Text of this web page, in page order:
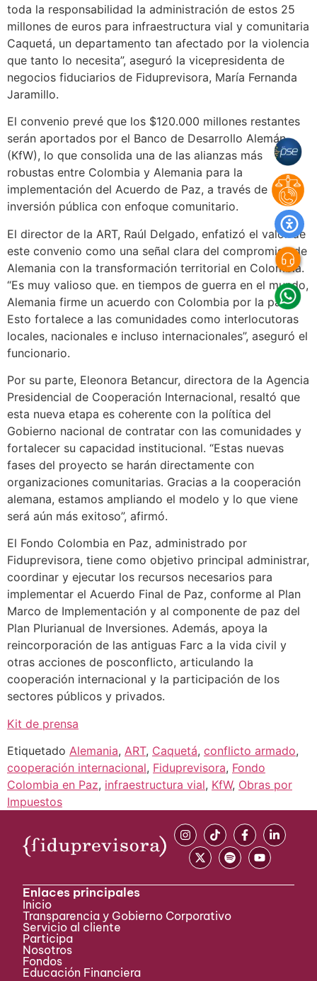
toda la responsabilidad la administración de estos 25
millones de euros para infraestructura vial y comunitaria
Caquetá, un departamento tan afectado por la violencia
que tanto lo necesita”, aseguró la vicepresidenta de
negocios fiduciarios de Fiduprevisora, María Fernanda
Jaramillo.
El convenio prevé que los $120.000 millones restantes
serán aportados por el Banco de Desarrollo Alemán
(KfW), lo que consolida una de las alianzas más
robustas entre Colombia y Alemania para la
implementación del Acuerdo de Paz, a través de
inversión pública con enfoque comunitario.
El director de la ART, Raúl Delgado, enfatizó el valor de
este convenio como una señal clara del compromiso de
Alemania con la transformación territorial en Colombia.
“Es muy valioso que. en tiempos de guerra en el mundo,
Alemania firme un acuerdo con Colombia por la paz.
Esto fortalece a las comunidades como interlocutoras
locales, nacionales e incluso internacionales”, aseguró el
funcionario.
Por su parte, Eleonora Betancur, directora de la Agencia
Presidencial de Cooperación Internacional, resaltó que
esta nueva etapa es coherente con la política del
Gobierno nacional de contratar con las comunidades y
fortalecer su capacidad institucional. “Estas nuevas
fases del proyecto se harán directamente con
organizaciones comunitarias. Gracias a la cooperación
alemana, estamos ampliando el modelo y lo que viene
será aún más exitoso”, afirmó.
El Fondo Colombia en Paz, administrado por
Fiduprevisora, tiene como objetivo principal administrar,
coordinar y ejecutar los recursos necesarios para
implementar el Acuerdo Final de Paz, conforme al Plan
Marco de Implementación y al componente de paz del
Plan Plurianual de Inversiones. Además, apoya la
reincorporación de las antiguas Farc a la vida civil y
otras acciones de posconflicto, articulando la
cooperación internacional y la participación de los
sectores públicos y privados.
Kit de prensa
Etiquetado Alemania, ART, Caquetá, conflicto armado,
cooperación internacional, Fiduprevisora, Fondo
Colombia en Paz, infraestructura vial, KfW, Obras por
Impuestos
Enlaces principales
Inicio
Transparencia y Gobierno Corporativo
Servicio al cliente
Participa ​
Nosotros
Fondos
Educación Financiera